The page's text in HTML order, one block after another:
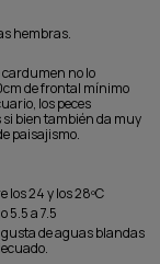
hembras.
no lo
de frontal mínimo
los peces
bien también da muy
paisajismo.
24 y los 28ºC
5.5 a 7.5
de aguas blandas